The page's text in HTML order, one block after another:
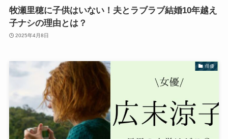
牧瀬里穂に子供はいない！夫とラブラブ結婚10年越え
子ナシの理由とは？
2025年4月8日
俳優